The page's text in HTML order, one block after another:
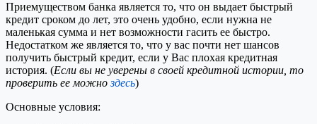
Приемуществом банка является то, что он выдает быстрый
кредит сроком до лет, это очень удобно, если нужна не
маленькая сумма и нет возможности гасить ее быстро.
Недостатком же является то, что у вас почти нет шансов
получить быстрый кредит, если у Вас плохая кредитная
история. (Если вы не уверены в своей кредитной истории, то
проверить ее можноздесь)
Основные условия: